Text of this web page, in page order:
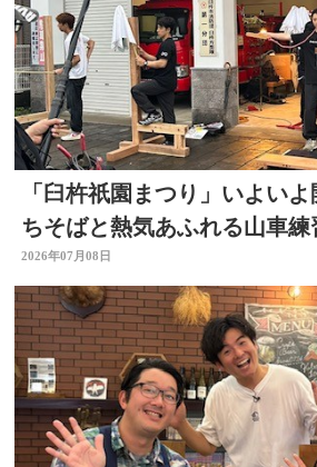
「臼杵祇園まつり」いよい
ちそばと熱気あふれる山車練
2026年07月08日